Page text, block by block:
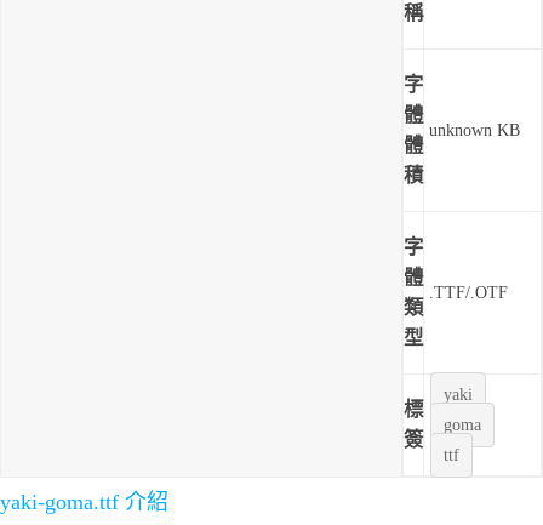
稱
字
體
體
積
unknown KB
字
體
類
型
.TTF/.OTF
標
簽
yaki
goma
ttf
yaki-goma.ttf 介紹